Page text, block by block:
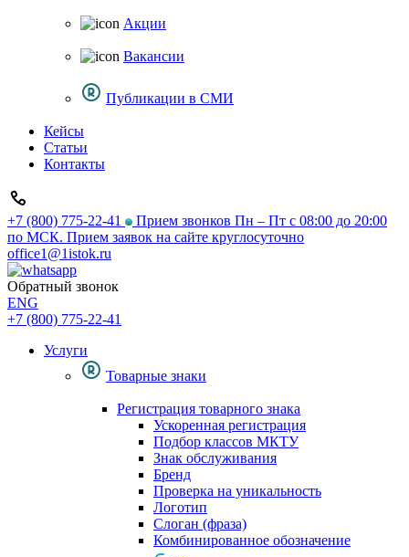
Акции
Вакансии
Публикации в СМИ
Кейсы
Статьи
Контакты
+7 (800) 775-22-41
Прием звонков Пн – Пт с 08:00 до 20:00
по МСК. Прием заявок на сайте круглосуточно
office1@1istok.ru
Обратный звонок
ENG
+7 (800) 775-22-41
Услуги
Товарные знаки
Регистрация товарного знака
Ускоренная регистрация
Подбор классов МКТУ
Знак обслуживания
Бренд
Проверка на уникальность
Логотип
Слоган (фраза)
Комбинированное обозначение